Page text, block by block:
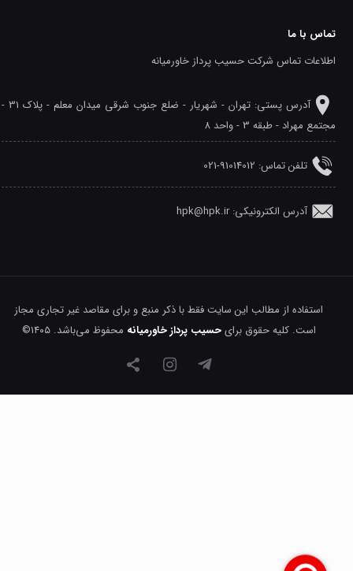
تماس با ما
اطلاعات تماس شرکت حسیب پرداز خاورمیانه
آدرس پستی: تهران - شهريار - ضلع جنوب شرقی میدان معلم - پلاک 31 -
مجتمع مهراد - طبقه 3 - واحد 8
تلفن‌ تماس: 91014012-021
آدرس الکترونیکی: hpk@hpk.ir
استفاده از مطالب این سایت فقط با ذکر منبع و برای مقاصد غیر تجاری مجاز
است. کلیه حقوق برایحسیب پرداز خاورمیانه محفوظ می‌باشد. ۱۴۰۵©